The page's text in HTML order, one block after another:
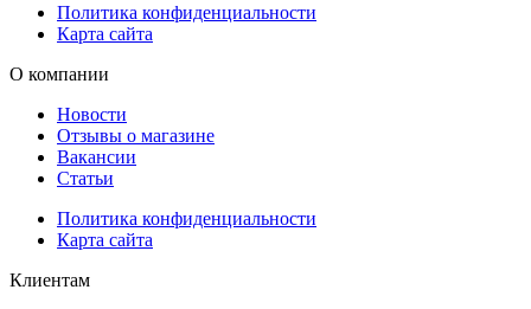
Политика конфиденциальности
Карта сайта
О компании
Новости
Отзывы о магазине
Вакансии
Статьи
Политика конфиденциальности
Карта сайта
Клиентам